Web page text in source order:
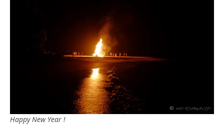
Happy New Year !